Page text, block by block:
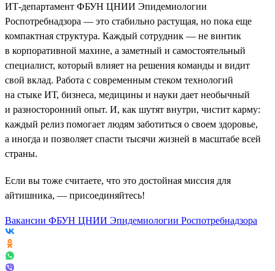
ИТ-департамент ФБУН ЦНИИ Эпидемиологии
Роспотребнадзора — это стабильно растущая, но пока еще
компактная структура. Каждый сотрудник — не винтик
в корпоративной махине, а заметный и самостоятельный
специалист, который влияет на решения команды и видит
свой вклад. Работа с современным стеком технологий
на стыке ИТ, бизнеса, медицины и науки дает необычный
и разносторонний опыт. И, как шутят внутри, чистит карму:
каждый релиз помогает людям заботиться о своем здоровье,
а иногда и позволяет спасти тысячи жизней в масштабе всей
страны.
Если вы тоже считаете, что это достойная миссия для
айтишника, — присоединяйтесь!
Вакансии ФБУН ЦНИИ Эпидемиологии Роспотребнадзора